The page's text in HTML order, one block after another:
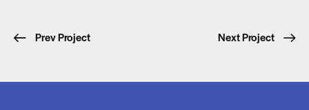
Prev Project Next Project